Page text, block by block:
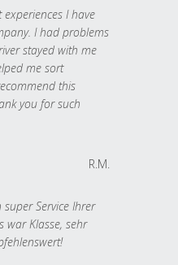
I have
I had problems
stayed with me
me sort
this
you for such
R.M.
Service Ihrer
war Klasse, sehr